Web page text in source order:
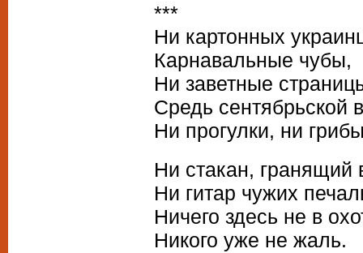
***
Ни картонных
Карнавальные чубы,
Ни заветные
Средь сентябрьской
Ни прогулки, ни
Ни стакан, гранящий
Ни гитар чужих
Ничего здесь не в
Никого уже не жаль.